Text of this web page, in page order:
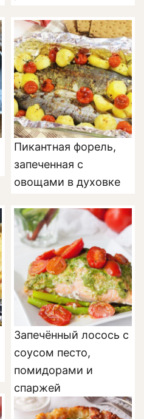
Пикантная форель,
запеченная с
овощами в духовке
Запечённый лосось с
соусом песто,
помидорами и
спаржей